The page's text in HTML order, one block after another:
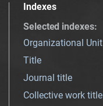
Indexes
Selected indexes:
Organizational Unit
Title
Journal title
Collective work title